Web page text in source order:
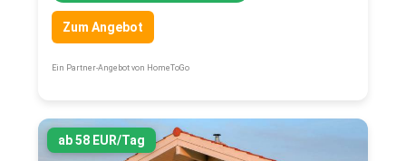
Zum Angebot
Ein Partner-Angebot von HomeToGo
ab 58 EUR/Tag